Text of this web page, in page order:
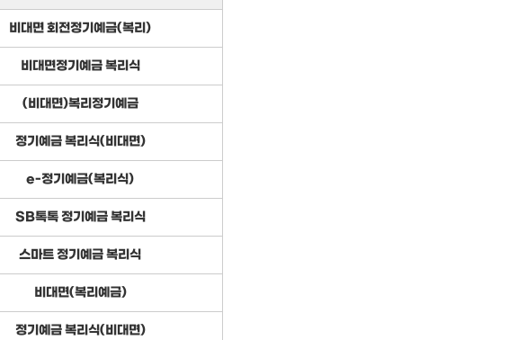
비대면 회전정기예금(복리)
비대면정기예금 복리식
(비대면)복리정기예금
정기예금 복리식(비대면)
e-정기예금(복리식)
SB톡톡 정기예금 복리식
스마트 정기예금 복리식
비대면(복리예금)
정기예금 복리식(비대면)